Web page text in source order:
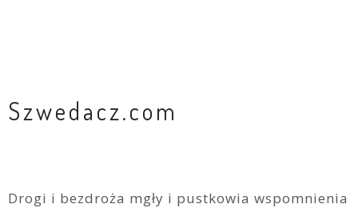
Szwedacz.com
Drogi i bezdroża mgły i pustkowia wspomnienia